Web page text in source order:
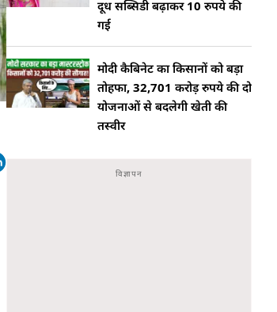
दूध सब्सिडी बढ़ाकर 10 रुपये की
गई
मोदी कैबिनेट का किसानों को बड़ा
तोहफा, 32,701 करोड़ रुपये की दो
योजनाओं से बदलेगी खेती की
तस्वीर